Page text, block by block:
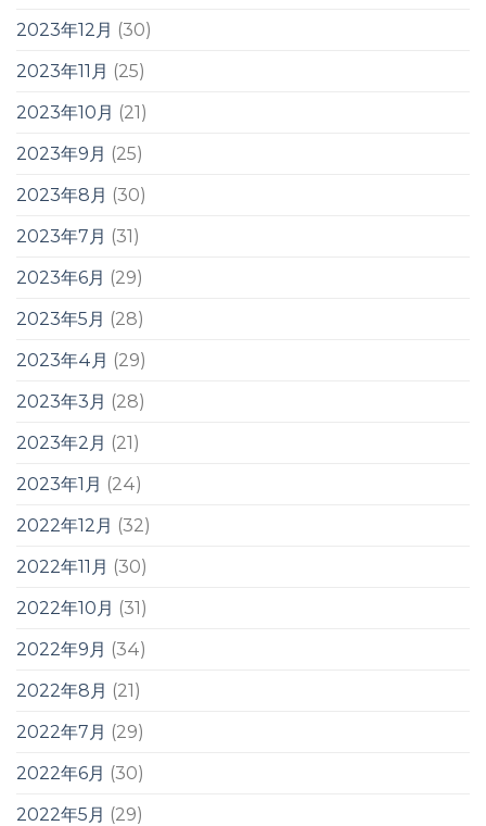
2023年12月 (30)
2023年11月 (25)
2023年10月 (21)
2023年9月 (25)
2023年8月 (30)
2023年7月 (31)
2023年6月 (29)
2023年5月 (28)
2023年4月 (29)
2023年3月 (28)
2023年2月 (21)
2023年1月 (24)
2022年12月 (32)
2022年11月 (30)
2022年10月 (31)
2022年9月 (34)
2022年8月 (21)
2022年7月 (29)
2022年6月 (30)
2022年5月 (29)